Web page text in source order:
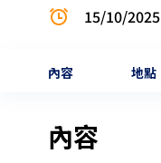
15/10/2025
內容 地點
內容